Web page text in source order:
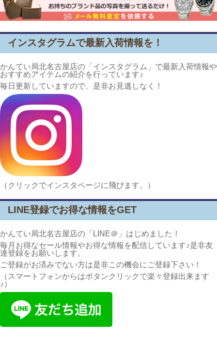
インスタグラムで最新入荷情報を！
かんてい局北名古屋店の「インスタグラム」で最新入荷情報や
おすすめアイテムの紹介を行っています♪
毎日更新していますので、是非お見逃しなく！
（クリックでインスタページに飛びます。）
LINE登録でお得な情報をGET
かんてい局北名古屋店の「LINE＠」はじめました！
毎月お得なセール情報やお得な情報を配信しています♪是非友
達登録をお願いします。
ご登録がお済みでない方は是非この機会にご登録下さい！
（スマートフォンからはボタンクリックで楽々登録出来ます
♪）